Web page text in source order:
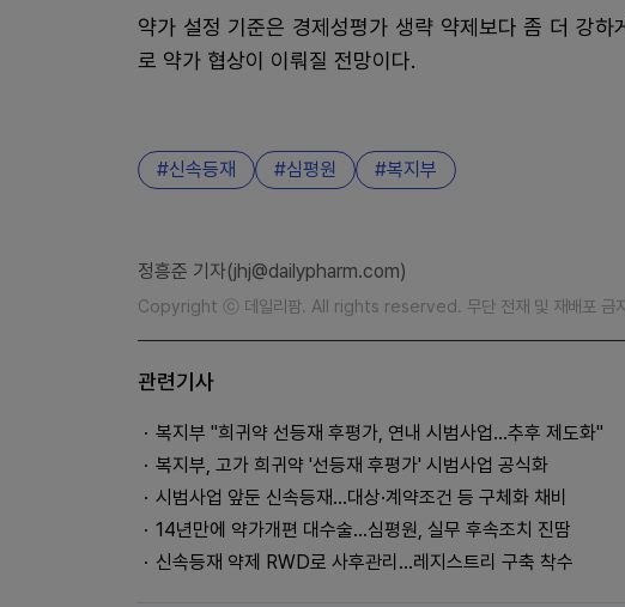
약가 설정 기준은 경제성평가 생략 약제보다 좀 더 강
로 약가 협상이 이뤄질 전망이다.
신속등재 심평원 복지부
정흥준 기자(jhj@dailypharm.com)
Copyright ⓒ 데일리팜. All rights reserved. 무단 전재 및 재배포 금
관련기사
복지부 "희귀약 선등재 후평가, 연내 시범사업…추후 제도화"
복지부, 고가 희귀약 '선등재 후평가' 시범사업 공식화
시범사업 앞둔 신속등재...대상·계약조건 등 구체화 채비
14년만에 약가개편 대수술...심평원, 실무 후속조치 진땀
신속등재 약제 RWD로 사후관리...레지스트리 구축 착수